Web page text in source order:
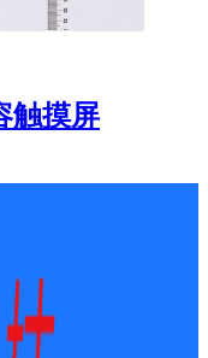
触摸屏